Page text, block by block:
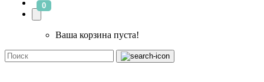
0
Ваша корзина пуста!